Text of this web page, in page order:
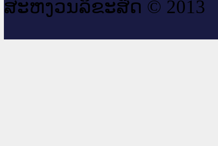
ສະ​ຫງວນ​ລິ​ຂະ​ສິດ © 2013